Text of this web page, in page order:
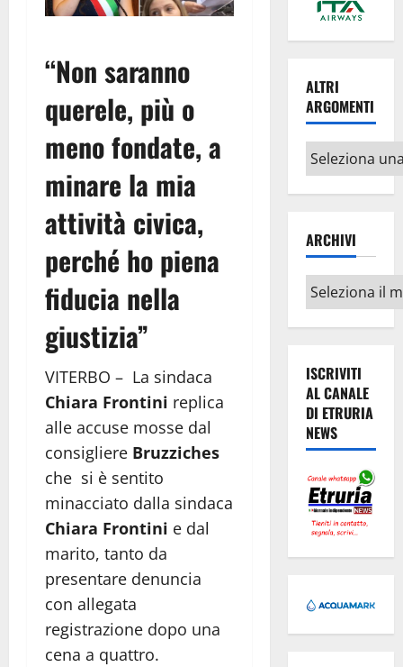
“Non saranno
querele, più o
meno fondate, a
minare la mia
attività civica,
perché ho piena
fiducia nella
giustizia”
VITERBO – La sindaca
Chiara Frontini replica
alle accuse mosse dal
consigliere Bruzziches
che si è sentito
minacciato dalla sindaca
Chiara Frontini e dal
marito, tanto da
presentare denuncia
con allegata
registrazione dopo una
cena a quattro.
ALTRI
ARGOMENTI
Altri
argomenti
ARCHIVI
Archivi
ISCRIVITI
AL CANALE
DI ETRURIA
NEWS